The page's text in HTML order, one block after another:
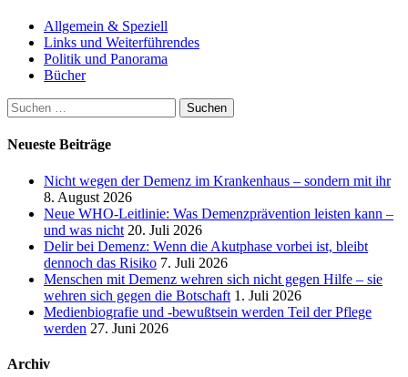
Allgemein & Speziell
Links und Weiterführendes
Politik und Panorama
Bücher
Suchen
nach:
Neueste Beiträge
Nicht wegen der Demenz im Krankenhaus – sondern mit ihr
8. August 2026
Neue WHO-Leitlinie: Was Demenzprävention leisten kann –
und was nicht 20. Juli 2026
Delir bei Demenz: Wenn die Akutphase vorbei ist, bleibt
dennoch das Risiko 7. Juli 2026
Menschen mit Demenz wehren sich nicht gegen Hilfe – sie
wehren sich gegen die Botschaft 1. Juli 2026
Medienbiografie und -bewußtsein werden Teil der Pflege
werden 27. Juni 2026
Archiv